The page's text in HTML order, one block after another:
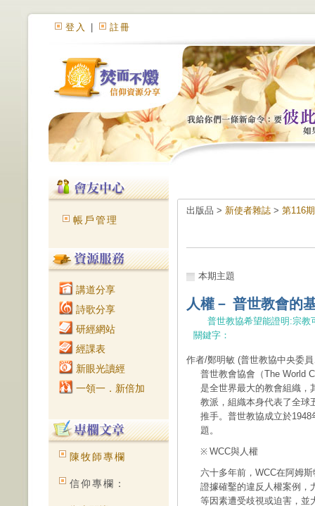
登入 註冊
帳戶管理
講道分享
詩歌分享
研經網站
經課表
新眼光讀經
一領一．新倍加
陳牧師專欄
信仰專欄：
出版品 > 新使者雜誌 > 第116
本期主題
人權－ 普世教會的
普世教協希望能證明:宗教
關鍵字：
作者/鄭明敏 (普世教協中央委
普世教會協會（The World
是全世界最大的教會組織，
教派，組織本身代表了全球
推手。普世教協成立於
題。
※ WCC與人權
六十多年前，WCC在阿姆
證據確鑿的違反人權案例，
等因素遭受歧視或迫害，並